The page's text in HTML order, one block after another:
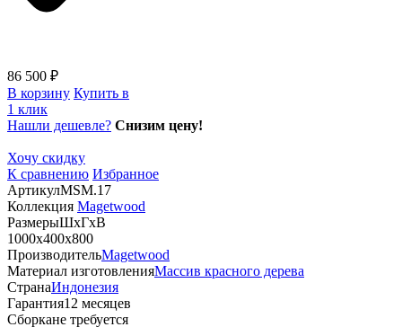
86 500 ₽
В корзину Купить в
1 клик
Нашли дешевле? Снизим цену!
Хочу скидку
К сравнению Избранное
АртикулMSM.17
Коллекция Magetwood
РазмерыШхГхВ
1000х400х800
ПроизводительMagetwood
Материал изготовленияМассив красного дерева
СтранаИндонезия
Гарантия12 месяцев
Сборкане требуется